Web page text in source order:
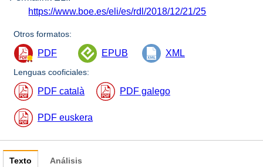
https://www.boe.es/eli/es/rdl/2018/12/21/25
Otros formatos:
PDF EPUB XML
Lenguas cooficiales:
PDF català PDF galego
PDF euskera
Texto Análisis